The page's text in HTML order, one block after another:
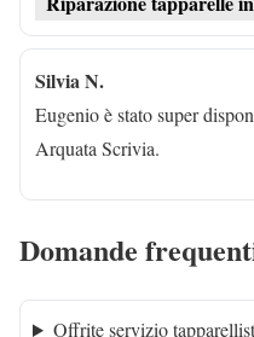
Silvia N.
Eugenio è stato super
Arquata Scrivia.
Domande
Offrite servizio